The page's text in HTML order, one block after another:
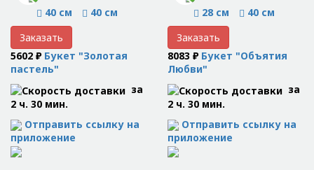
40 см
40 см
Заказать
5602 ₽ Букет "Золотая
пастель"
за
2 ч. 30 мин.
Отправить ссылку на
приложение
28 см
40 см
Заказать
8083 ₽ Букет "Объятия
Любви"
за
2 ч. 30 мин.
Отправить ссылку на
приложение